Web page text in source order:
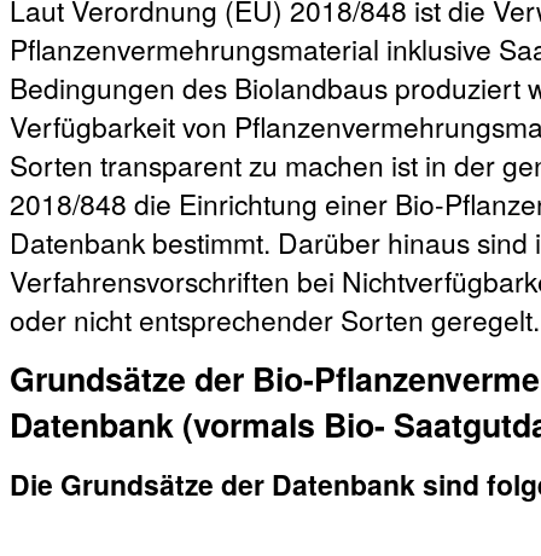
Laut Verordnung (EU) 2018/848 ist die
Pflanzenvermehrungsmaterial inklusive
Bedingungen des Biolandbaus produziert
Verfügbarkeit von
Sorten transparent zu machen ist in der
2018/848 die Einrichtung einer Bio-
Datenbank bestimmt. Darüber hinaus
Verfahrensvorschriften bei
oder nicht entsprechender Sorten geregelt.
Grundsätze der Bio-
Datenbank (vormals Bio-
Die Grundsätze der Datenbank sind